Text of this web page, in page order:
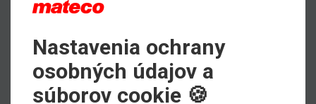
Max. pracovná výška
11,2 m
Min. stranový dosah
3 m
Nastavenia ochrany
osobných údajov a
súborov cookie 🍪